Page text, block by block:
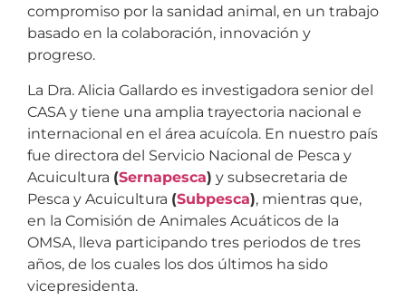
compromiso por la sanidad animal, en un trabajo
basado en la colaboración, innovación y
progreso.
La Dra. Alicia Gallardo es investigadora senior del
CASA y tiene una amplia trayectoria nacional e
internacional en el área acuícola. En nuestro país
fue directora del Servicio Nacional de Pesca y
Acuicultura (Sernapesca) y subsecretaria de
Pesca y Acuicultura (Subpesca), mientras que,
en la Comisión de Animales Acuáticos de la
OMSA, lleva participando tres periodos de tres
años, de los cuales los dos últimos ha sido
vicepresidenta.